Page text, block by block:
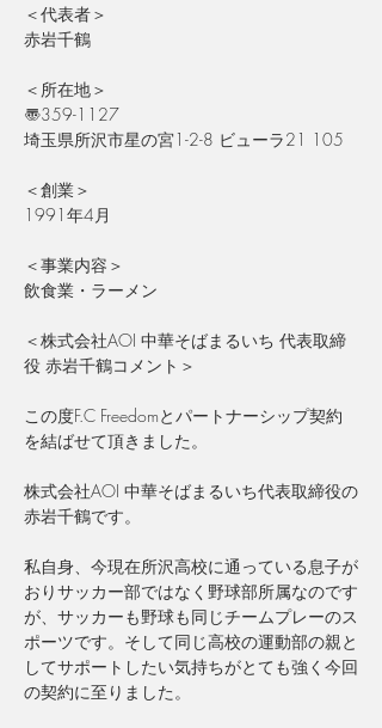
＜代表者＞
赤岩千鶴
＜ 所在地＞
〠359-1127
埼玉県所沢市星の宮1-2-8 ビューラ21 105
＜創業＞
1991年4月
＜事業内容 ＞
飲食業・ラーメン
＜株式会社AOI 中華そばまるいち 代表取締
役 赤岩千鶴コメント ＞
この度F.C Freedomとパートナーシップ契約
を結ばせて頂きました。
株式会社AOI 中華そばまるいち代表取締役の
赤岩千鶴です。
私自身、今現在所沢高校に通っている息子が
おりサッカー部ではなく野球部所属なのです
が、サッカーも野球も同じチームプレーのス
ポーツです。そして同じ高校の運動部の親と
してサポートしたい気持ちがとても強く今回
の契約に至りました。